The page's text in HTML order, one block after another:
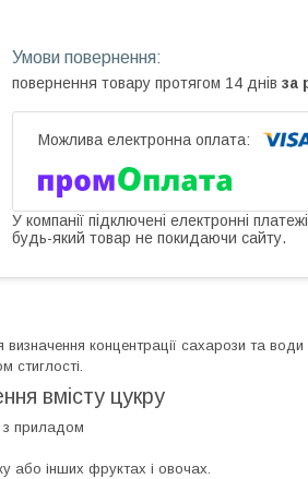
повернення товару протягом 14 днів за
У компанії підключені електронні
будь-який товар не покидаючи сайту.
концентрації сахарози та води
стиглості.
вмісту цукру
з приладом
або інших фруктах і овочах.